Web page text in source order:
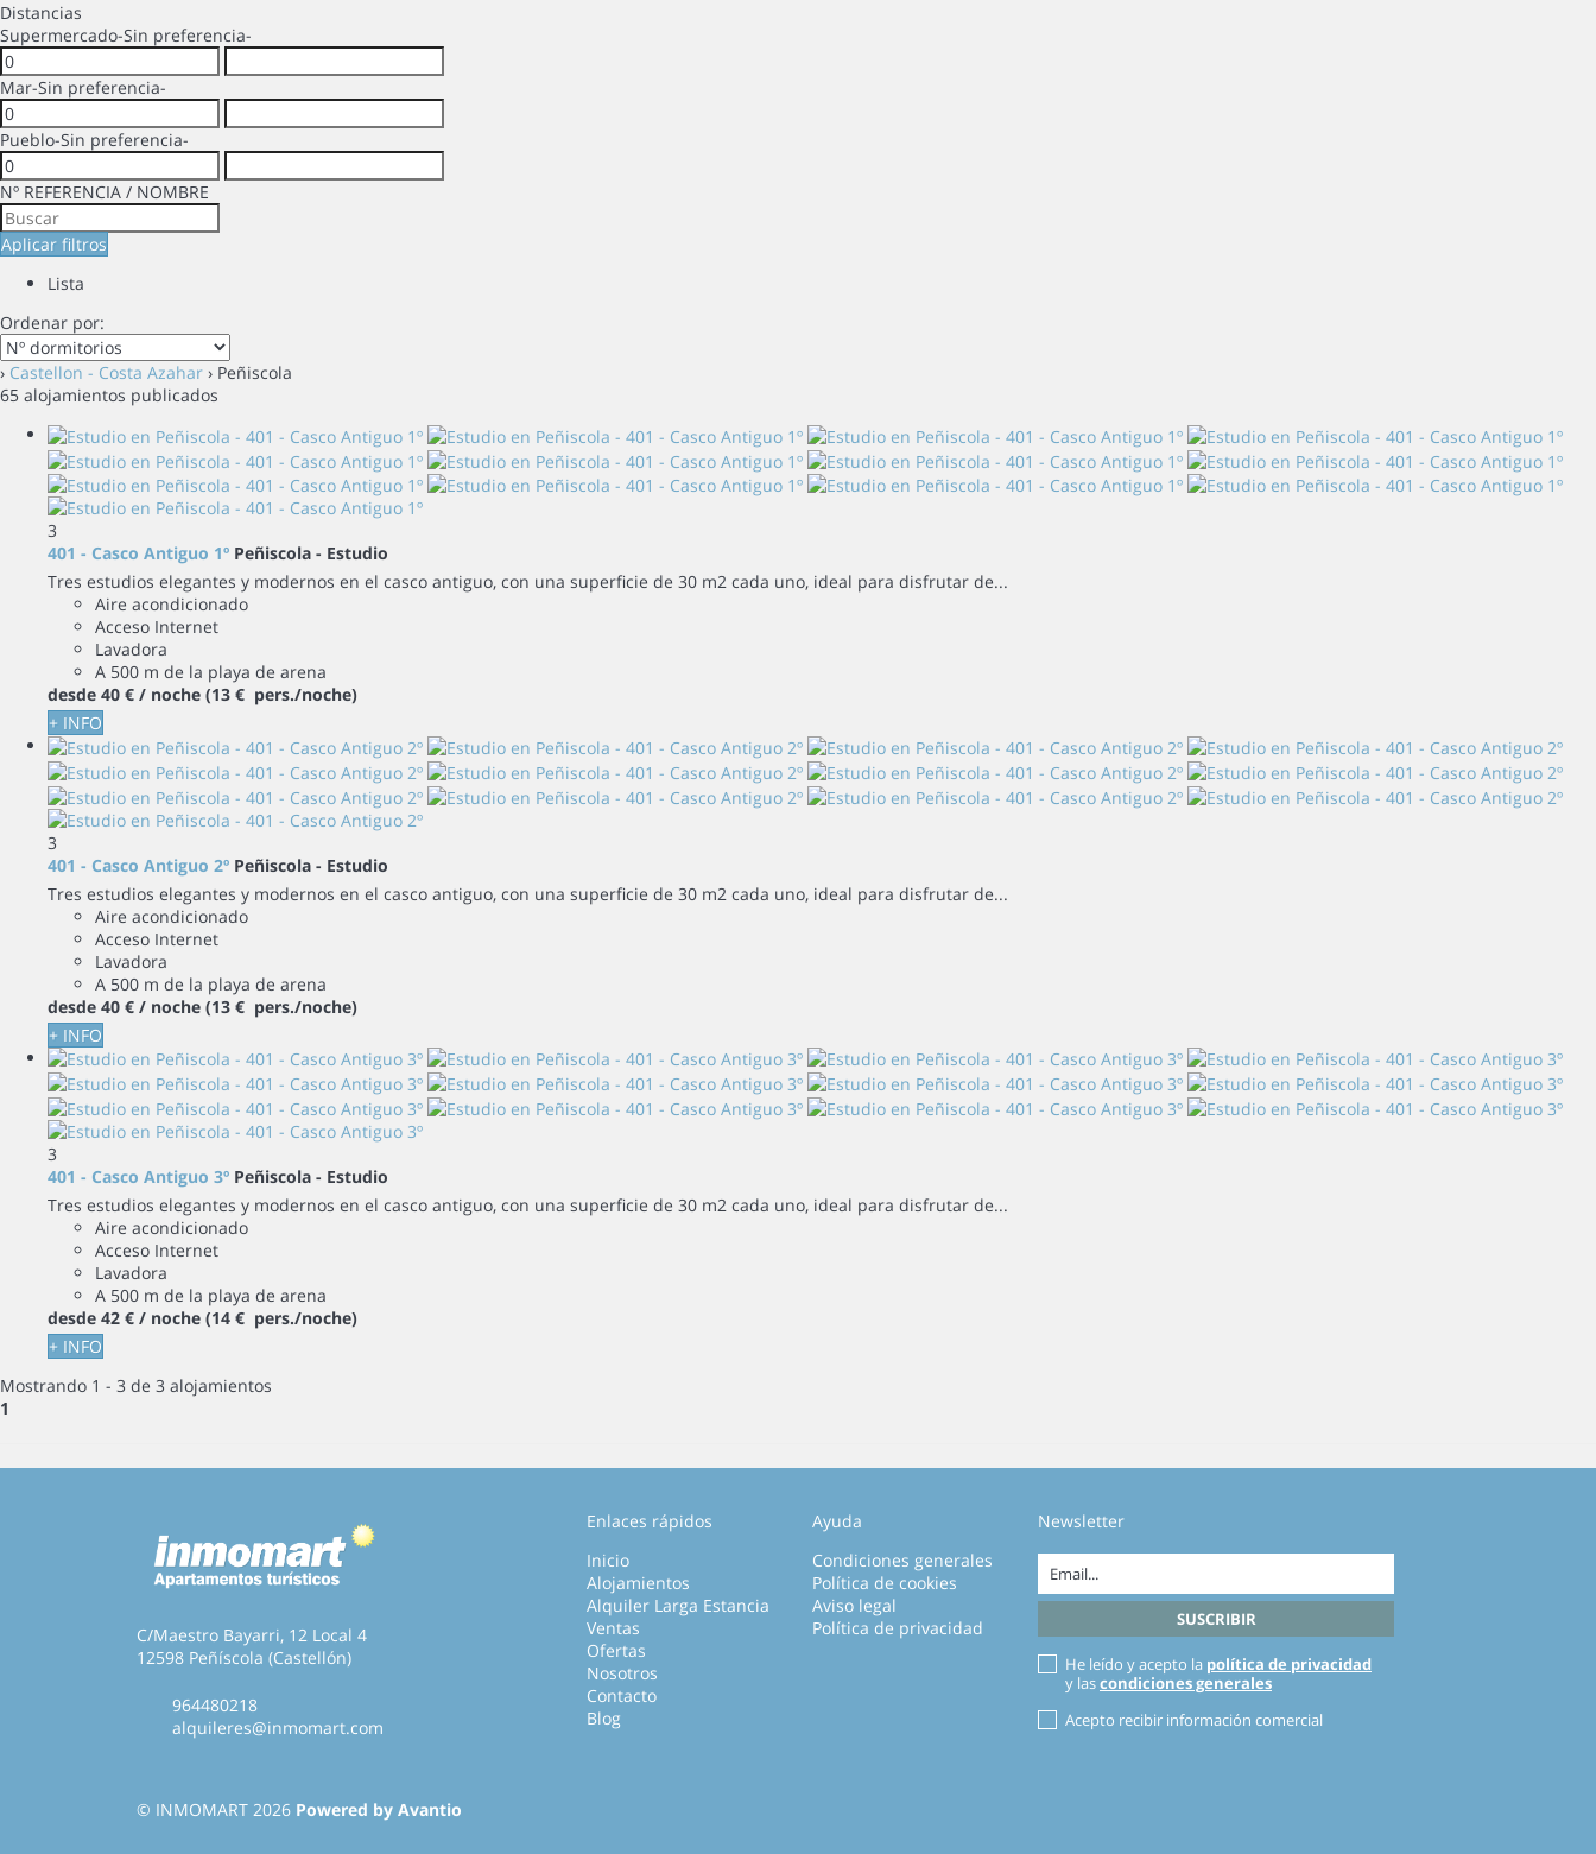
Distancias
Supermercado-Sin preferencia-
Mar-Sin preferencia-
Pueblo-Sin preferencia-
Nº REFERENCIA / NOMBRE
Aplicar filtros
Lista
Ordenar por:
› Castellon - Costa Azahar › Peñiscola
65 alojamientos publicados
3
401 - Casco Antiguo 1º Peñiscola - Estudio
Tres estudios elegantes y modernos en el casco antiguo, con una superficie de 30 m2 cada uno, ideal para disfrutar de...
Aire acondicionado
Acceso Internet
Lavadora
A 500 m de la playa de arena
desde 40 € / noche (13 € pers./noche)
+ INFO
3
401 - Casco Antiguo 2º Peñiscola - Estudio
Tres estudios elegantes y modernos en el casco antiguo, con una superficie de 30 m2 cada uno, ideal para disfrutar de...
Aire acondicionado
Acceso Internet
Lavadora
A 500 m de la playa de arena
desde 40 € / noche (13 € pers./noche)
+ INFO
3
401 - Casco Antiguo 3º Peñiscola - Estudio
Tres estudios elegantes y modernos en el casco antiguo, con una superficie de 30 m2 cada uno, ideal para disfrutar de...
Aire acondicionado
Acceso Internet
Lavadora
A 500 m de la playa de arena
desde 42 € / noche (14 € pers./noche)
+ INFO
Mostrando 1 - 3 de 3 alojamientos
1
C/Maestro Bayarri, 12 Local 4
12598 Peñíscola (Castellón)
964480218
alquileres@inmomart.com
© INMOMART 2026 Powered by Avantio
Enlaces rápidos
Inicio
Alojamientos
Alquiler Larga Estancia
Ventas
Ofertas
Nosotros
Contacto
Blog
Ayuda
Condiciones generales
Política de cookies
Aviso legal
Política de privacidad
Newsletter
He leído y acepto la política de privacidad
y lascondiciones generales
Acepto recibir información comercial